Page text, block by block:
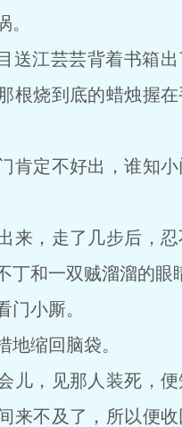
。
送江芸芸背着书箱
根烧到底的蜡烛握
肯定不好出，谁知
来，走了几步后，
丁和一双贼溜溜的眼
门小厮。
地缩回脑袋。
儿，见那人装死，
来不及了，所以便